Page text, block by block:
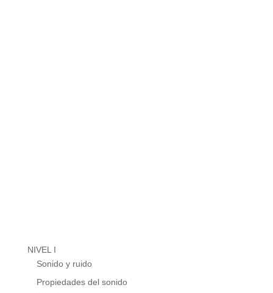
NIVEL I
Sonido y ruido
Propiedades del sonido